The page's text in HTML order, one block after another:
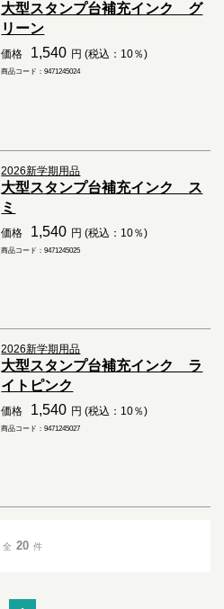
大型スタンプ台補充インク グ
リーン
価格 1,540 円 (税込：10％)
商品コード：9471245024
2026新学期用品
大型スタンプ台補充インク ス
ミ
価格 1,540 円 (税込：10％)
商品コード：9471245025
2026新学期用品
大型スタンプ台補充インク ラ
イトピンク
価格 1,540 円 (税込：10％)
商品コード：9471245027
全 20 件